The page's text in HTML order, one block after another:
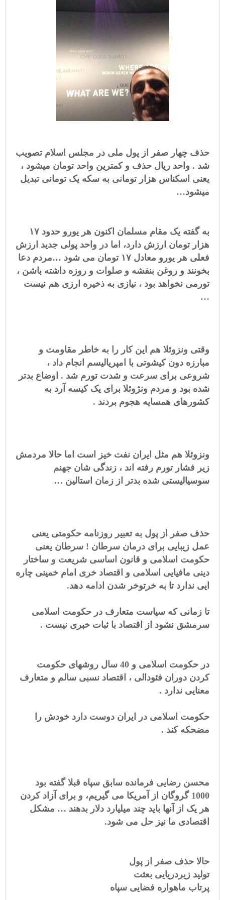
حذف چهار صفر از پول ملی در مجلس اسلام تصویب
شد . واحد ریال حذف و کمترین واحد تومان میشود ،
یعنی اسکناس هزار تومانی به سکه یک تومانی تبدیل
میشود…
به گفته یک مقام مسلمان اکنون هر یورو حدود ۱۷
هزار تومان ارزش دارد، اما در واحد پولی جدید ارزش
فعلی هر یورو معادل ۱۷ تومان می شود …مردم دعا
بخونند و روغن بنفشه و صلوات و روزه داشته باشن ،
تورمی نخواهد بود ، نیازی به ذخیره ارزی هم نیست
…
وقتی ونزوئلا هم این کار را به خاطر مقاومت و
مبارزه دون کیشوتی با امپریالیسم انجام داد ،
شروعی برای سرعت و شدت تورم شد . اوضاع بدتر
شده بود و مردم ونژوئلا برای یک کیسه آرد به
کشورهای همسایه هجوم بردند .
ونزوئلا هم مثل ایران نفت خیز است اما حالا مردمش
زیر فشار تورم رفته اند ، زندگی شان جهنم
سوسیالیستی شده بدتر از زمان استالین …
حذف صفر از پول به تعبیر روزنامه حکومتی یعنی
عمل زیبایی برای درمان سرطان ! سرطان یعنی
حکومت اسلامی و قانون اساسی شریعت و ساختار
دینی مافیایی اسلامی و اقتصاد خری امام خمینی چاره
ایی ندارد تا به خرتوخر شدن ادامه دهد.
تا زمانی که سیاست متعارف در حکومت اسلامی
سرمشق نشود از اقتصاد با ثبات خبری نیست .
در حکومت اسلامی و 40 سال روشهای حکومت
کردن دوران فئودالی ، اقتصاد نسبی سالم و متعارف
معنایی ندارد .
حکومت اسلامی در ایران دوست دارد خودش را
مضحکه کند .
محسن رضایی فرمانده سابق سپاه قبلا گفته بود
1000 گروگان از آمریکا می گیریم، و برای آزاد کردن
هر یک از آنها باید چند میلیارد دلار بدهند … مشکل
اقتصادی ما نیز حل می شود.
حالا حذف صفر از پول
تولید زیردریایی بعثت
پرتاب ماهواره فضایی سپاه